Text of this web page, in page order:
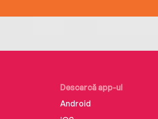
Descarcă app-ul
Android